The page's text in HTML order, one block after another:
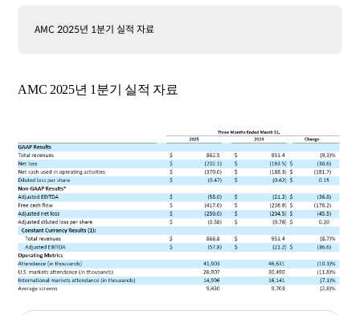
AMC 2025년 1분기 실적 자료
AMC 2025년 1분기 실적 자료